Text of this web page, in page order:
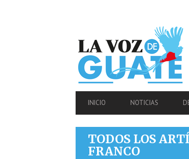
PRIMARY
NAVIGATION
INICIO NOTICIAS
TODOS LOS
FRANCO